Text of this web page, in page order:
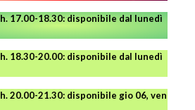
17.00-18.30: disponibile dal lunedì
18.30-20.00: disponibile dal lunedì
20.00-21.30: disponibile gio 06, ven